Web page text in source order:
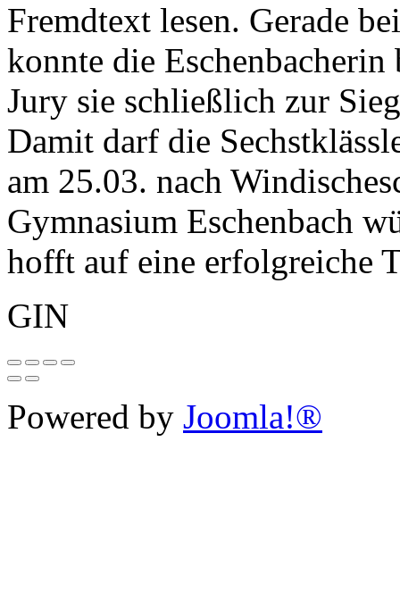
Fremdtext lesen. Gerade
konnte die Eschenbacherin
Jury sie schließlich zur
Damit darf die
am 25.03. nach
Gymnasium Eschenbach
hofft auf eine erfolgreiche
GIN
Powered by Joomla!®